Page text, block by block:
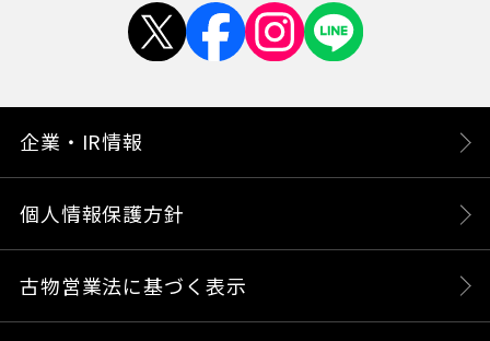
企業・IR情報
個人情報保護方針
古物営業法に基づく表示